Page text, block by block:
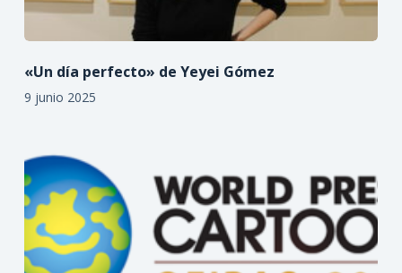
«Un día perfecto» de Yeyei Gómez
9 junio 2025